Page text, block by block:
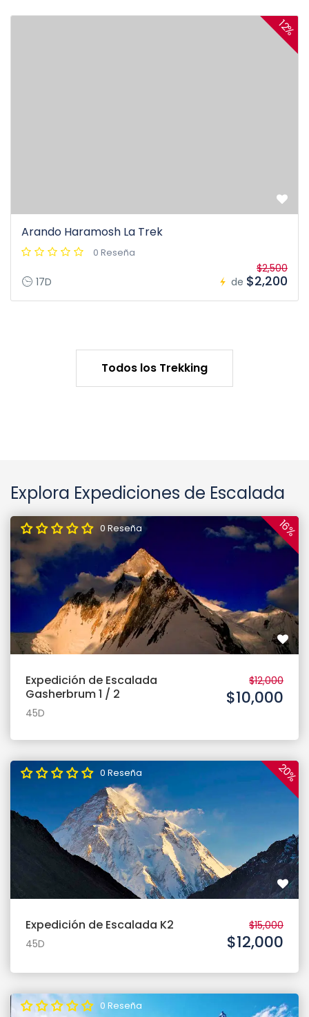
12%
Arando Haramosh La Trek
0 Reseña
17D de
$2,500
$2,200
Todos los Trekking
Explora Expediciones de Escalada
16%
Expedición de Escalada
Gasherbrum 1 / 2
45D
$12,000
$10,000
0 Reseña
20%
Expedición de Escalada K2
45D
$15,000
$12,000
0 Reseña
0 Reseña